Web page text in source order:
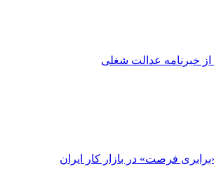
از خبرنامه عدالت شغلی
فرصت» در بازار کار ایران